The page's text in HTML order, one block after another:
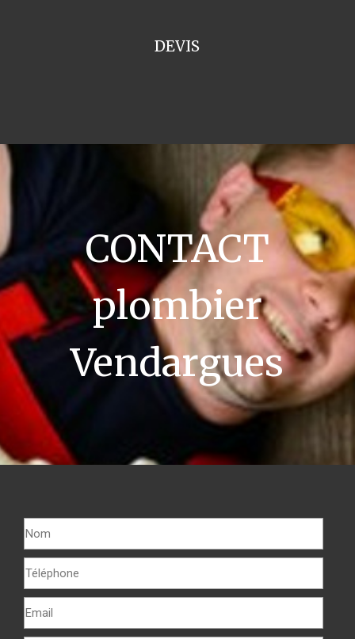
DEVIS
CONTACT
plombier
Vendargues